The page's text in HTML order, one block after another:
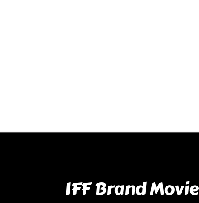
IFF Brand Movie